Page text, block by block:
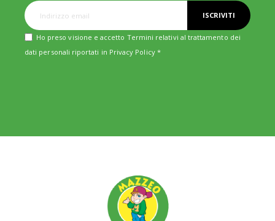
ISCRIVITI
Ho preso visione e accetto Termini relativi al trattamento dei
dati personali riportati in Privacy Policy*